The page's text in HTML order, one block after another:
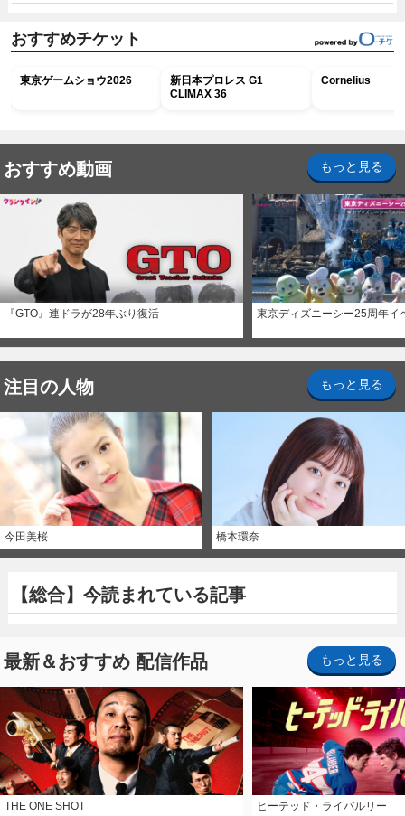
おすすめチケット
東京ゲームショウ2026
新日本プロレス G1
CLIMAX 36
Cornelius
おすすめ動画 もっと見る
『GTO』連ドラが28年ぶり復活 東京ディズニーシー25周年イ
注目の人物 もっと見る
今田美桜 橋本環奈
【総合】今読まれている記事
最新＆おすすめ 配信作品 もっと見る
THE ONE SHOT
ヒーテッド・ライバルリー